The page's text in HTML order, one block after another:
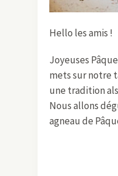
Hello les amis !
Joyeuses
mets sur notre
une tradition
Nous allons
agneau de